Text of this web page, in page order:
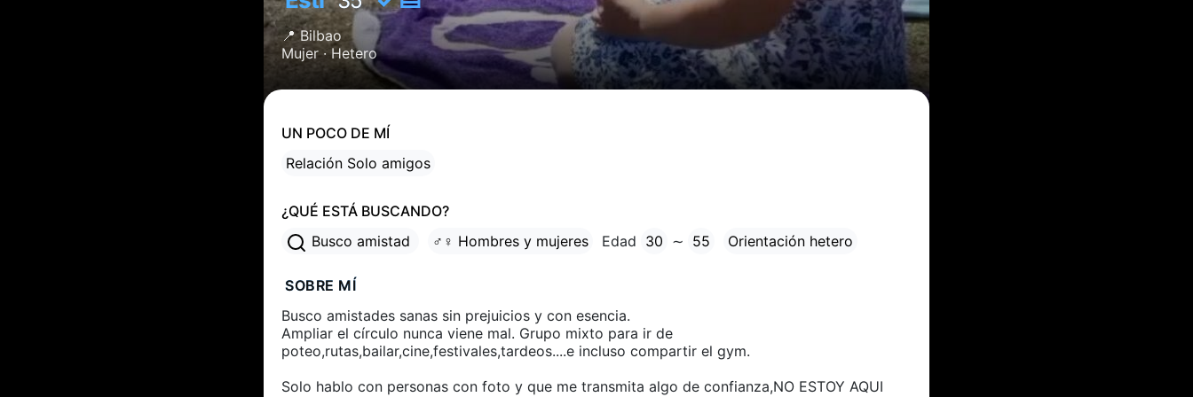
📍Bilbao
Mujer ·Hetero
UN POCO DE MÍ
Relación Solo amigos
¿QUÉ ESTÁ BUSCANDO?
Busco amistad
♂♀ Hombres y mujeres Edad 30 ∼ 55 Orientación hetero
SOBRE MÍ
Busco amistades sanas sin prejuicios y con esencia.
Ampliar el círculo nunca viene mal. Grupo mixto para ir de
poteo,rutas,bailar,cine,festivales,tardeos....e incluso compartir el gym.
Solo hablo con personas con foto y que me transmita algo de confianza,NO ESTOY AQUI